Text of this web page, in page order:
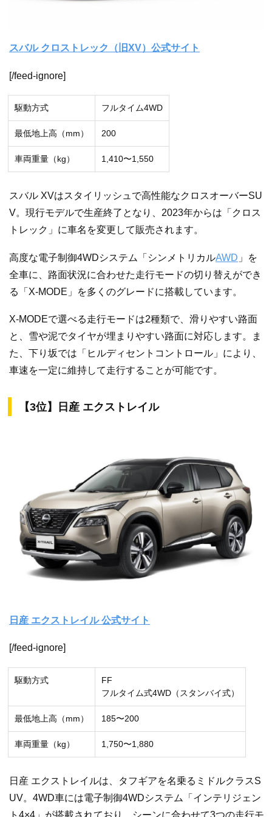
スバル クロストレック（旧XV）公式サイト
[/feed-ignore]
駆動方式 フルタイム4WD
最低地上高（mm） 200
車両重量（kg） 1,410〜1,550
スバル XVはスタイリッシュで高性能なクロスオーバーSU
V。現行モデルで生産終了となり、2023年からは「クロス
トレック」に車名を変更して販売されます。
高度な電子制御4WDシステム「シンメトリカルAWD 」を
全車に、路面状況に合わせた走行モードの切り替えができ
る「X-MODE」を多くのグレードに搭載しています。
X-MODEで選べる走行モードは2種類で、滑りやすい路面
と、雪や泥でタイヤが埋まりやすい路面に対応します。ま
た、下り坂では「ヒルディセントコントロール」により、
車速を一定に維持して走行することが可能です。
【3位】日産 エクストレイル
日産 エクストレイル 公式サイト
[/feed-ignore]
駆動方式
FF
フルタイム式4WD（スタンバイ式）
最低地上高（mm） 185〜200
車両重量（kg） 1,750〜1,880
日産 エクストレイルは、タフギアを名乗るミドルクラスS
UV。4WD車には電子制御4WDシステム「インテリジェン
ト4×4」が搭載されており、シーンに合わせて3つの走行モ